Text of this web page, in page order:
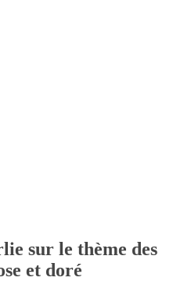
sur le thème des
et doré